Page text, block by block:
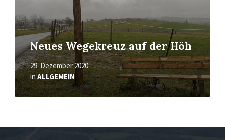
Neues Wegekreuz auf der Höh
29. Dezember 2020
inALLGEMEIN